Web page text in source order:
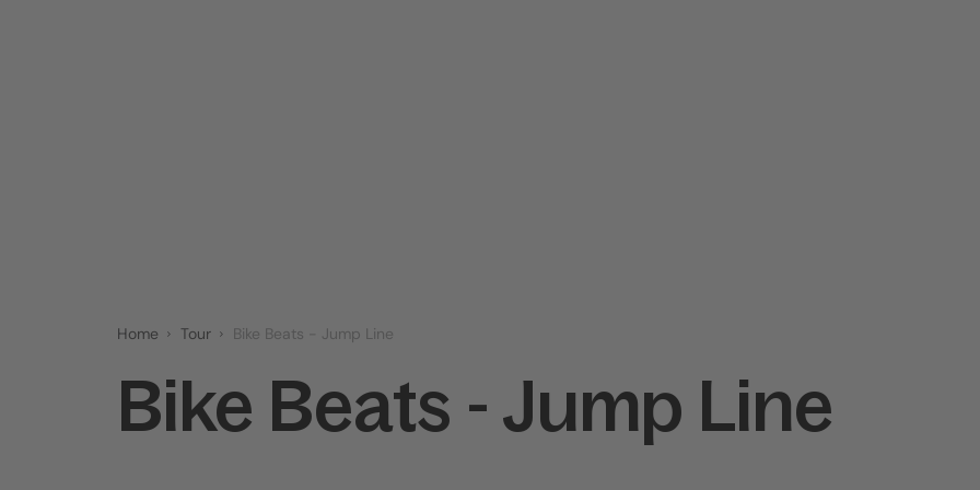
Home Tour Bike Beats - Jump Line
Bike Beats - Jump Line